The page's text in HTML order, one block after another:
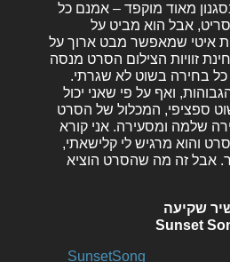
מאוד מוקפד – אמנם כל
אבל הוא מביט על
איטי שמאפשר מבט ארוך על
זוויות הצילום הסרט מנסה
כל בחירה בשוט לא שגרתי.
ואף על פי שאני יכול
ספציפי, המכלול של הסרט
שלמה ומסעירה. אני קורא
והוא מרגיש לי קלישאתי,
אבל זה מה שהסרט הוציא
שקיעה
Sunset